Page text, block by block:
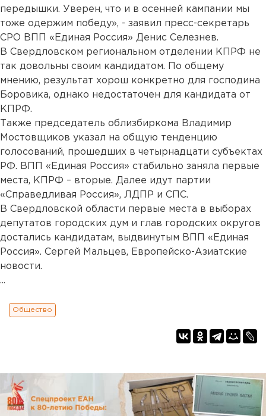
передышки. Уверен, что и в осенней кампании мы
тоже одержим победу», - заявил пресс-секретарь
СРО ВПП «Единая Россия» Денис Селезнев.
В Свердловском региональном отделении КПРФ не
так довольны своим кандидатом. По общему
мнению, результат хорош конкретно для господина
Боровика, однако недостаточен для кандидата от
КПРФ.
Также председатель облизбиркома Владимир
Мостовщиков указал на общую тенденцию
голосований, прошедших в четырнадцати субъектах
РФ. ВПП «Единая Россия» стабильно заняла первые
места, КПРФ – вторые. Далее идут партии
«Справедливая Россия», ЛДПР и СПС.
В Свердловской области первые места в выборах
депутатов городских дум и глав городских округов
достались кандидатам, выдвинутым ВПП «Единая
Россия». Сергей Мальцев, Европейско-Азиатские
новости.
...
Общество